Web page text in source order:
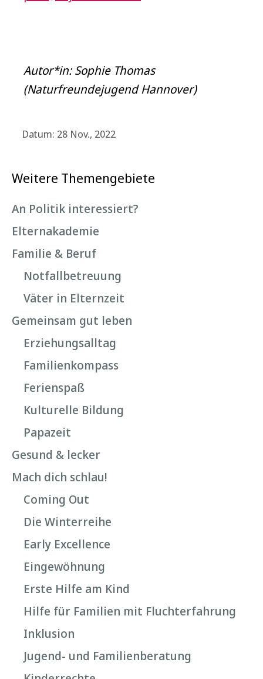
Autor*in: Sophie Thomas
(Naturfreundejugend Hannover)
Datum: 28 Nov., 2022
Weitere Themengebiete
An Politik interessiert?
Elternakademie
Familie & Beruf
Notfallbetreuung
Väter in Elternzeit
Gemeinsam gut leben
Erziehungsalltag
Familienkompass
Ferienspaß
Kulturelle Bildung
Papazeit
Gesund & lecker
Mach dich schlau!
Coming Out
Die Winterreihe
Early Excellence
Eingewöhnung
Erste Hilfe am Kind
Hilfe für Familien mit Fluchterfahrung
Inklusion
Jugend- und Familienberatung